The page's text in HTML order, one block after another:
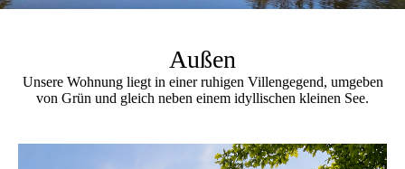
Außen
Unsere Wohnung liegt in einer ruhigen Villengegend, umgeben
von Grün und gleich neben einem idyllischen kleinen See.